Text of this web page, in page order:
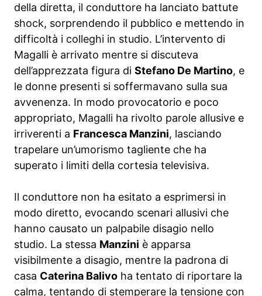
della diretta, il conduttore ha lanciato battute
shock, sorprendendo il pubblico e mettendo in
difficoltà i colleghi in studio. L’intervento di
Magalli è arrivato mentre si discuteva
dell’apprezzata figura di Stefano De Martino, e
le donne presenti si soffermavano sulla sua
avvenenza. In modo provocatorio e poco
appropriato, Magalli ha rivolto parole allusive e
irriverenti a Francesca Manzini, lasciando
trapelare un’umorismo tagliente che ha
superato i limiti della cortesia televisiva.
Il conduttore non ha esitato a esprimersi in
modo diretto, evocando scenari allusivi che
hanno causato un palpabile disagio nello
studio. La stessa Manzini è apparsa
visibilmente a disagio, mentre la padrona di
casa Caterina Balivo ha tentato di riportare la
calma, tentando di stemperare la tensione con